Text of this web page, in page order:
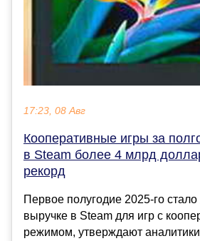
17:23, 08 Авг
Кооперативные игры за
в Steam более 4 млрд
рекорд
Первое полугодие 2025-го
выручке в Steam для игр с
режимом, утверждают